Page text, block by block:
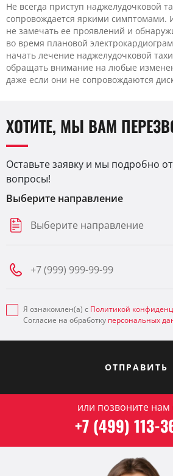
Не всегда приступ наджелудочковой
сопровождается яркими симптомами.
не замечать ее проявлений и
во время плановой
начать лечение наджелудочковой
обращать внимание на любые
даже если они не сопровождаются
ХОТИТЕ, МЫ ВАМ
Оставьте заявку и мы подробно
вопросы!
Выберите направление
Выберите направление
Я ознакомлен(а) с Политикой
Согласие на обработку персональных
ОТПРАВИТЬ
или позвоните нам
+7 (499) 113-